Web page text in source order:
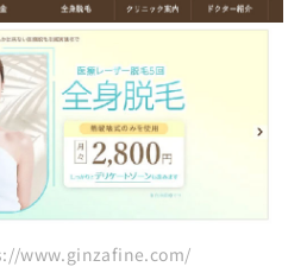
www.ginzafine.com/